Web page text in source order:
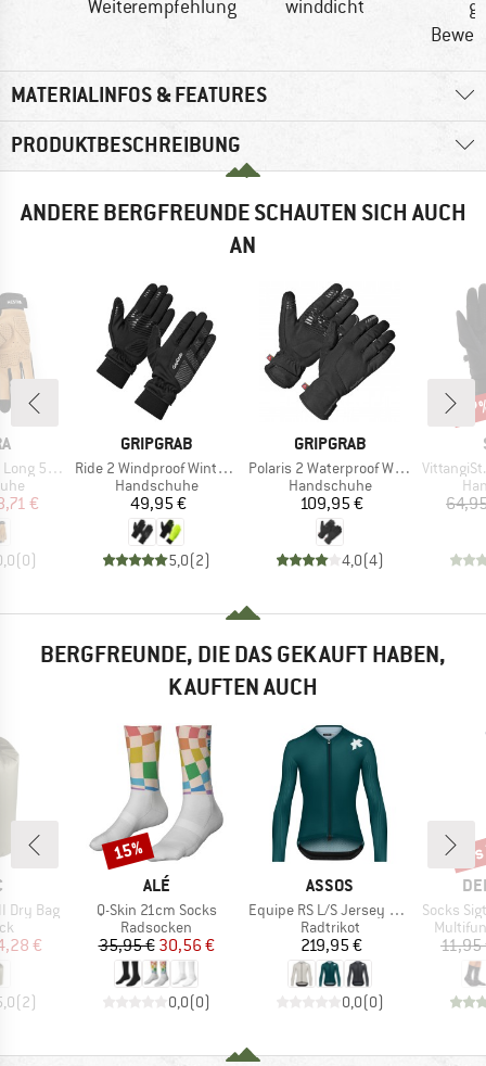
Weiterempfehlung
winddicht
MATERIALINFOS & FEATURES
PRODUKTBESCHREIBUNG
ANDERE BERGFREUNDE SCHAUTEN SICH AUCH
AN
5 Finger
Preis
€
(0)
MARKE
GRIPGRAB
Artikel
Ride 2 Windproof Winter Gloves
Produktgruppe
Handschuhe
Preis
49,95 €
5,0(2)
MARKE
GRIPGRAB
Artikel
Polaris 2 Waterproof Winter Gloves
Produktgruppe
Handschuhe
Preis
109,95 €
4,0(4)
Artikel
VittangiSt.
BERGFREUNDE, DIE DAS GEKAUFT HABEN,
KAUFTEN AUCH
Dry Bag
Preis
€
(2)
MARKE
ALÉ
Artikel
Q-Skin 21cm Socks
Produktgruppe
Radsocken
Preis
35,95 €reduzierter Preis
30,56 €
0,0(0)
Rabatt
15%
MARKE
ASSOS
Artikel
Equipe RS L/S Jersey S11
Produktgruppe
Radtrikot
Preis
219,95 €
0,0(0)
Artikel
Socks
11,95